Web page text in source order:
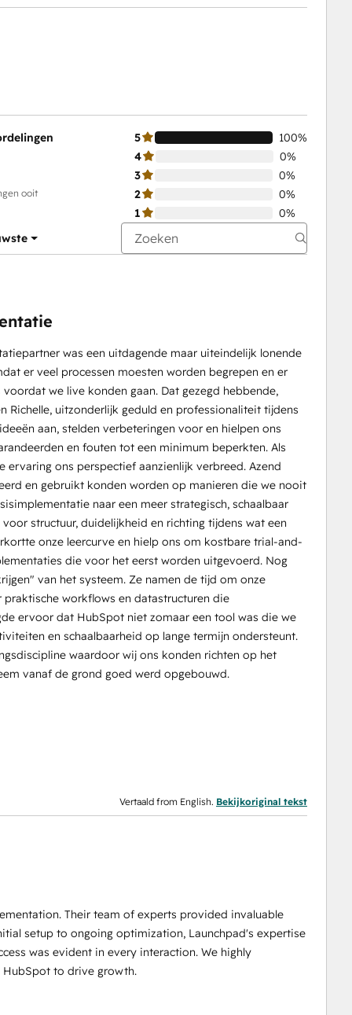
ooit
5
100%
4
0%
3
0%
2
0%
1
0%
was een uitdagende maar uiteindelijk lonende
er veel processen moesten worden begrepen en er
we live konden gaan. Dat gezegd hebbende,
Richelle, uitzonderlijk geduld en professionaliteit tijdens
aan, stelden verbeteringen voor en hielpen ons
en fouten tot een minimum beperkten. Als
ons perspectief aanzienlijk verbreed. Azend
en gebruikt konden worden op manieren die we nooit
naar een meer strategisch, schaalbaar
structuur, duidelijkheid en richting tijdens wat een
onze leercurve en hielp ons om kostbare trial-and-
die voor het eerst worden uitgevoerd. Nog
van het systeem. Ze namen de tijd om onze
workflows en datastructuren die
ervoor dat HubSpot niet zomaar een tool was die we
en schaalbaarheid op lange termijn ondersteunt.
waardoor wij ons konden richten op het
vanaf de grond goed werd opgebouwd.
Vertaald from English. Bekijkoriginal tekst
Their team of experts provided invaluable
setup to ongoing optimization, Launchpad's expertise
was evident in every interaction. We highly
to drive growth.